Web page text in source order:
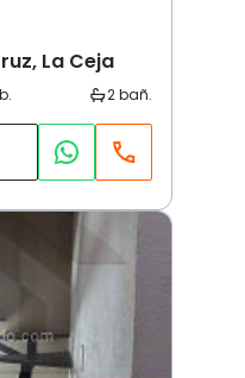
La Ceja